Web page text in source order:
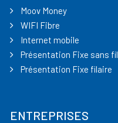
Moov Money
WIFI Fibre
Internet mobile
Présentation Fixe sans fil
Présentation Fixe filaire
ENTREPRISES